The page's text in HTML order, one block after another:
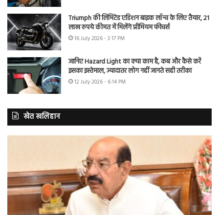
Triumph की लिमिटेड एडिशन बाइक लॉन्च के लिए तैयार, 21
लाख रुपये कीमत में मिलेंगे प्रीमियम फीचर्स
16 July 2026 - 3:17 PM
जानिए Hazard Light का क्या काम है, कब और कैसे करें
इसका इस्तेमाल, ज्यादातर लोग नहीं जानते सही तरीका
12 July 2026 - 6:14 PM
खेत खलिहान